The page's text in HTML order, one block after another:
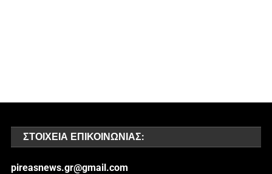
ΣΤΟΙΧΕΊΑ ΕΠΙΚΟΙΝΩΝΊΑΣ:
pireasnews.gr@gmail.com